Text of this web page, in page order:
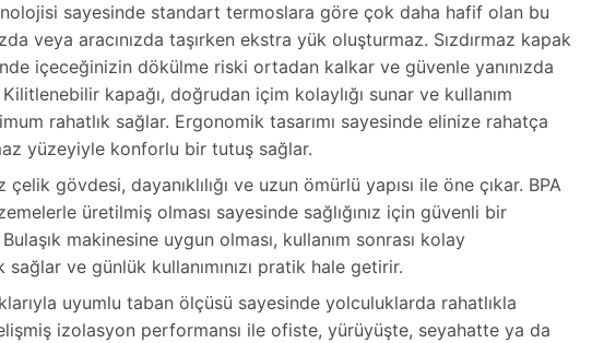
sayesinde standart termoslara göre çok daha hafif olan bu
veya aracınızda taşırken ekstra yük oluşturmaz. Sızdırmaz kapak
içeceğinizin dökülme riski ortadan kalkar ve güvenle yanınızda
kapağı, doğrudan içim kolaylığı sunar ve kullanım
rahatlık sağlar. Ergonomik tasarımı sayesinde elinize rahatça
yüzeyiyle konforlu bir tutuş sağlar.
gövdesi, dayanıklılığı ve uzun ömürlü yapısı ile öne çıkar. BPA
üretilmiş olması sayesinde sağlığınız için güvenli bir
makinesine uygun olması, kullanım sonrası kolay
ve günlük kullanımınızı pratik hale getirir.
uyumlu taban ölçüsü sayesinde yolculuklarda rahatlıkla
izolasyon performansı ile ofiste, yürüyüşte, seyahatte ya da